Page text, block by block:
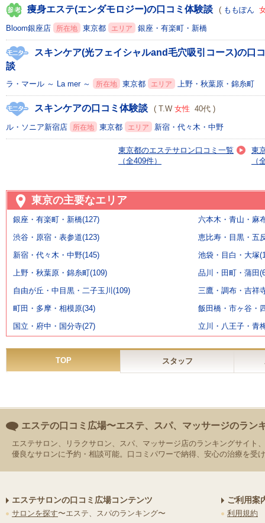
痩身エステ(エンダモロジー)の口コミ体験談 ( ももぽん
Bloom銀座店 所在地 東京都 エリア 銀座・有楽町・新橋
スキンケア(光フェイシャルand毛穴吸引コース)の口
談
ラ・マール ～ La mer ～ 所在地 東京都 エリア 上野・秋葉原・錦糸町
スキンケアの口コミ体験談 ( T.W 女性 40代 )
ル・ソニア新宿店 所在地 東京都 エリア 新宿・代々木・中野
東
（
東京都のエステサロン口コミ一覧
（全409件）
東京の主要なエリア
銀座・有楽町・新橋(127)
六本木・青山・麻
渋谷・原宿・表参道(123)
恵比寿・目黒・五
新宿・代々木・中野(145)
池袋・目白・大塚
上野・秋葉原・錦糸町(109)
品川・田町・蒲田
自由が丘・中目黒・二子玉川(109)
三鷹・調布・吉祥
町田・多摩・相模原(34)
飯田橋・市ヶ谷・
国立・府中・国分寺(27)
立川・八王子・青
TOP スタッフ
エステの口コミ広場〜エステ、スパ、マッサージのラン
エステサロン、リラクサロン、スパ、マッサージ店のランキングサイト
優良なサロンに予約・相談可能。口コミパワーで納得、安心の治療を受
エステサロンの口コミ広場コンテンツ
サロンを探す〜エステ、スパのランキング〜
ご利用案
利用規約